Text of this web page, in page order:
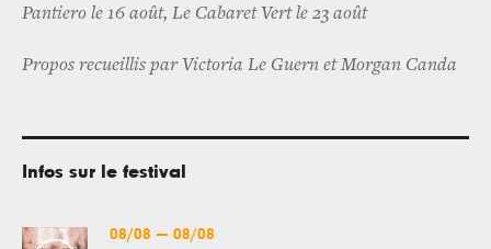
Pantiero le 16 août, Le Cabaret Vert le 23 août
Propos recueillis par Victoria Le Guern et Morgan Canda
Infos sur le festival
08/08 — 08/08